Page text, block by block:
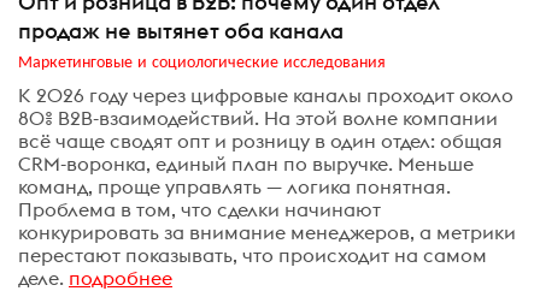
продаж не вытянет оба канала
Маркетинговые и социологические исследования
К 2026 году через цифровые каналы проходит около
80% B2B-взаимодействий. На этой волне компании
всё чаще сводят опт и розницу в один отдел: общая
CRM-воронка, единый план по выручке. Меньше
команд, проще управлять — логика понятная.
Проблема в том, что сделки начинают
конкурировать за внимание менеджеров, а метрики
перестают показывать, что происходит на самом
деле. подробнее